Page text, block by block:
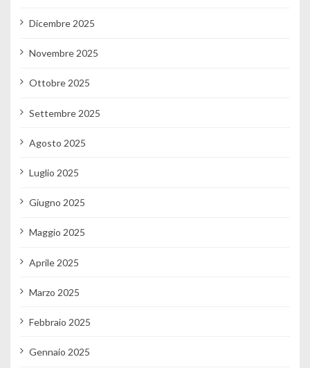
Dicembre 2025
Novembre 2025
Ottobre 2025
Settembre 2025
Agosto 2025
Luglio 2025
Giugno 2025
Maggio 2025
Aprile 2025
Marzo 2025
Febbraio 2025
Gennaio 2025